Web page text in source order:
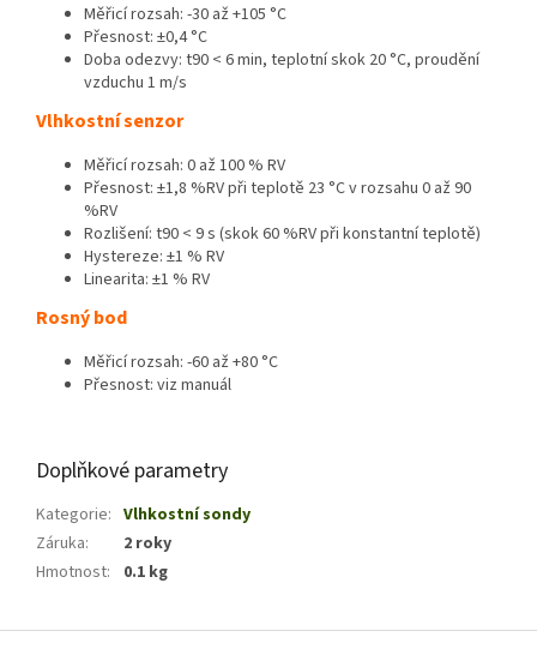
Měřicí rozsah: -30 až +105 °C
Přesnost: ±0,4 °C
Doba odezvy: t90 < 6 min, teplotní skok 20 °C, proudění
vzduchu 1 m/s
Vlhkostní senzor
Měřicí rozsah: 0 až 100 % RV
Přesnost: ±1,8 %RV při teplotě 23 °C v rozsahu 0 až 90
%RV
Rozlišení: t90 < 9 s (skok 60 %RV při konstantní teplotě)
Hystereze: ±1 % RV
Linearita: ±1 % RV
Rosný bod
Měřicí rozsah: -60 až +80 °C
Přesnost: viz manuál
Doplňkové parametry
Kategorie: Vlhkostní sondy
Záruka:
2 roky
Hmotnost: 0.1 kg
Z